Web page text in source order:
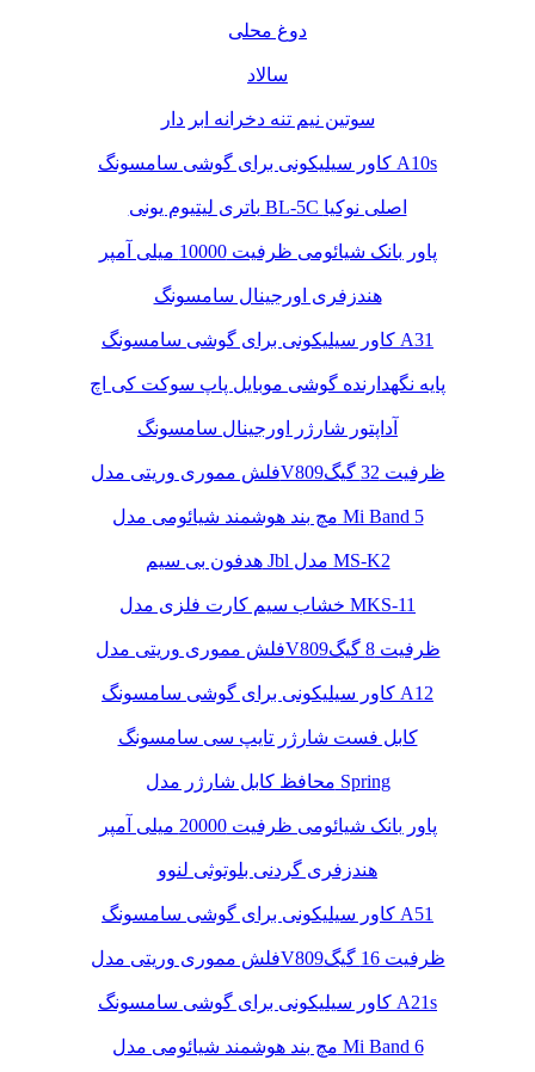
دوغ محلی
سالاد
سوتین نیم تنه دخرانه ابر دار
کاور سیلیکونی برای گوشی سامسونگ A10s
باتری لیتیوم یونی BL-5C اصلی نوکیا
پاور بانک شیائومی ظرفیت 10000 میلی آمپر
هندزفری اورجینال سامسونگ
کاور سیلیکونی برای گوشی سامسونگ A31
پایه نگهدارنده گوشی موبایل پاپ سوکت کی اچ
آداپتور شارژر اورجینال سامسونگ
فلش مموری وریتی مدلV809ظرفیت 32 گیگ
مچ بند هوشمند شیائومی مدل Mi Band 5
هدفون بی سیم Jbl مدل MS-K2
خشاب سیم کارت فلزی مدل MKS-11
فلش مموری وریتی مدلV809ظرفیت 8 گیگ
کاور سیلیکونی برای گوشی سامسونگ A12
کابل فست شارژر تایپ سی سامسونگ
محافظ کابل شارژر مدل Spring
پاور بانک شیائومی ظرفیت 20000 میلی آمپر
هندزفری گردنی بلوتوثی لنوو
کاور سیلیکونی برای گوشی سامسونگ A51
فلش مموری وریتی مدلV809ظرفیت 16 گیگ
کاور سیلیکونی برای گوشی سامسونگ A21s
مچ بند هوشمند شیائومی مدل Mi Band 6